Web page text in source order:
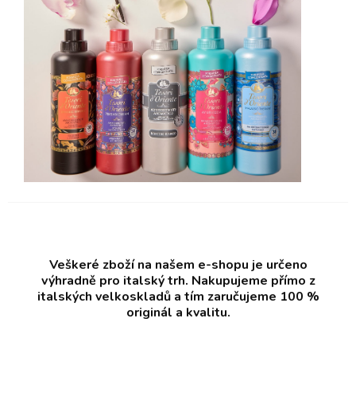
Veškeré zboží na našem e-shopu je určeno
výhradně pro italský trh. Nakupujeme přímo z
italských velkoskladů a tím zaručujeme 100 %
originál a kvalitu.